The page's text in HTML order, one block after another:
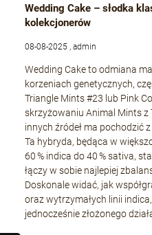
Wedding Cake – słodka
kolekcjonerów
08-08-2025 , admin
Wedding Cake to odmiana
korzeniach genetycznych,
Triangle Mints #23 lub Pink
skrzyżowaniu Animal Mints z
innych źródeł ma pochodzić
Ta hybryda, będąca w
60 % indica do 40 % sativa,
łączy w sobie najlepiej
Doskonale widać, jak
oraz wytrzymałych linii
jednocześnie złożonego